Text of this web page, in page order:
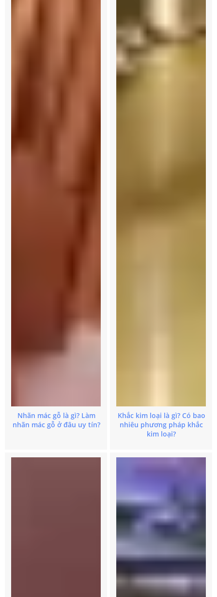
Nhãn mác gỗ là gì? Làm
nhãn mác gỗ ở đâu uy tín?
Khắc kim loại là gì? Có bao
nhiêu phương pháp khắc
kim loại?